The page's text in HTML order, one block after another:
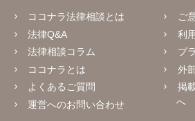
ココナラ法律相談とは
法律Q&A
法律相談コラム
ココナラとは
よくあるご質問
運営へのお問い合わせ
ご
利
プ
外
掲
へ